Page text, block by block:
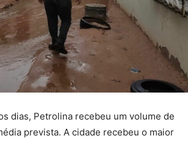
dias, Petrolina recebeu um volume de
prevista. A cidade recebeu o maior